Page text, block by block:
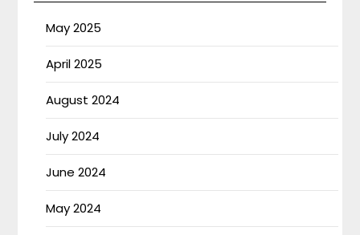
May 2025
April 2025
August 2024
July 2024
June 2024
May 2024